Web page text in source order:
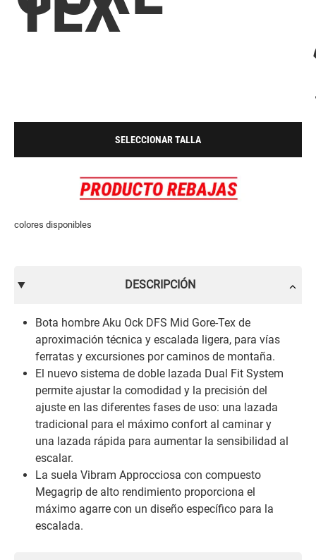
SELECCIONAR TALLA
colores disponibles
DESCRIPCIÓN
Bota hombre Aku Ock DFS Mid Gore-Tex de
aproximación técnica y escalada ligera, para vías
ferratas y excursiones por caminos de montaña.
El nuevo sistema de doble lazada Dual Fit System
permite ajustar la comodidad y la precisión del
ajuste en las diferentes fases de uso: una lazada
tradicional para el máximo confort al caminar y
una lazada rápida para aumentar la sensibilidad al
escalar.
La suela Vibram Approcciosa con compuesto
Megagrip de alto rendimiento proporciona el
máximo agarre con un diseño específico para la
escalada.